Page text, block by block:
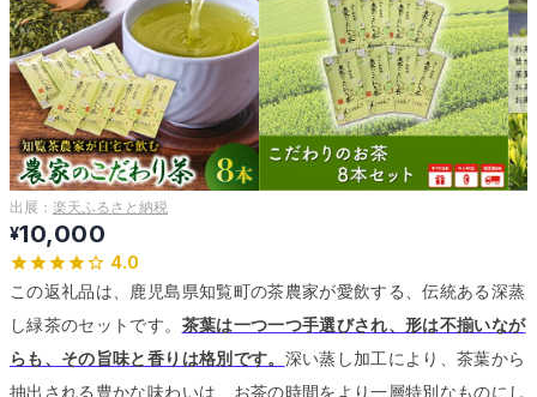
出展： 楽天ふるさと納税
¥10,000
4.0
この返礼品は、鹿児島県知覧町の茶農家が愛飲する、伝統ある深蒸
し緑茶のセットです。 茶葉は一つ一つ手選びされ、形は不揃いなが
らも、その旨味と香りは格別です。 深い蒸し加工により、茶葉から
抽出される豊かな味わいは、お茶の時間をより一層特別なものにし